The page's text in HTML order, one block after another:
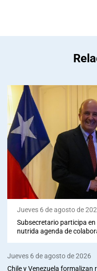
Jueves 6 de agosto de
Subsecretario participa
nutrida agenda de
Jueves 6 de agosto de 2026
Chile y Venezuela formalizan